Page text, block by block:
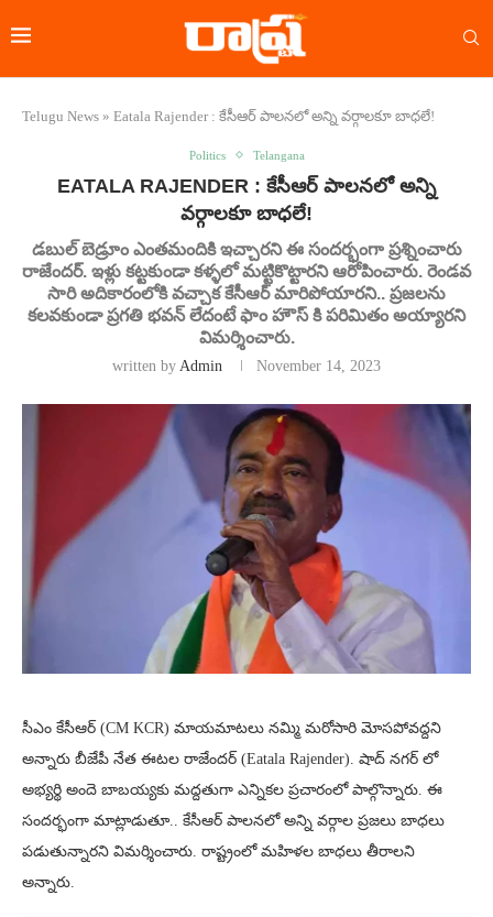
Telugu News » Eatala Rajender : కేసీఆర్ పాలనలో అన్ని వర్గాలకూ బాధలే!
Politics Telangana
EATALA RAJENDER : కేసీఆర్ పాలనలో అన్ని
వర్గాలకూ బాధలే!
డబుల్ బెడ్రూం ఎంతమందికి ఇచ్చారని ఈ సందర్భంగా ప్రశ్నించారు
రాజేందర్. ఇళ్లు కట్టకుండా కళ్ళలో మట్టికొట్టారని ఆరోపించారు. రెండవ
సారి అదికారంలోకి వచ్చాక కేసీఆర్ మారిపోయారని.. ప్రజలను
కలవకుండా ప్రగతి భవన్ లేదంటే ఫాం హౌస్ కి పరిమితం అయ్యారని
విమర్శించారు.
written by Admin November 14, 2023
సీఎం కేసీఆర్ (CM KCR) మాయమాటలు నమ్మి మరోసారి మోసపోవద్దని
అన్నారు బీజేపీ నేత ఈటల రాజేందర్ (Eatala Rajender). షాద్ నగర్ లో
అభ్యర్థి అందె బాబయ్యకు మద్దతుగా ఎన్నికల ప్రచారంలో పాల్గొన్నారు. ఈ
సందర్భంగా మాట్లాడుతూ.. కేసీఆర్ పాలనలో అన్ని వర్గాల ప్రజలు బాధలు
పడుతున్నారని విమర్శించారు. రాష్ట్రంలో మహిళల బాధలు తీరాలని
అన్నారు.